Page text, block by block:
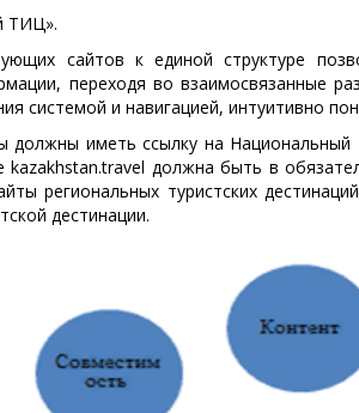
ТИЦ».
сайтов к единой структуре
переходя во взаимосвязанные
системой и навигацией, интуитивно
должны иметь ссылку на
kazakhstan.travel должна быть в
региональных туристских
дестинации.